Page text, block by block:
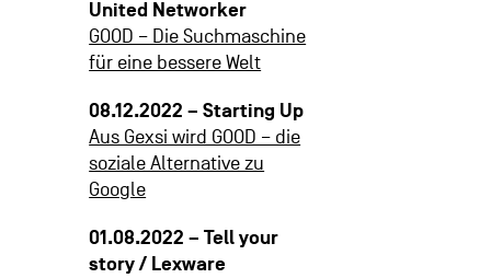
United Networker
GOOD – Die Suchmaschine
für eine bessere Welt
08.12.2022 – Starting Up
Aus Gexsi wird GOOD – die
soziale Alternative zu
Google
01.08.2022 – Tell your
story / Lexware